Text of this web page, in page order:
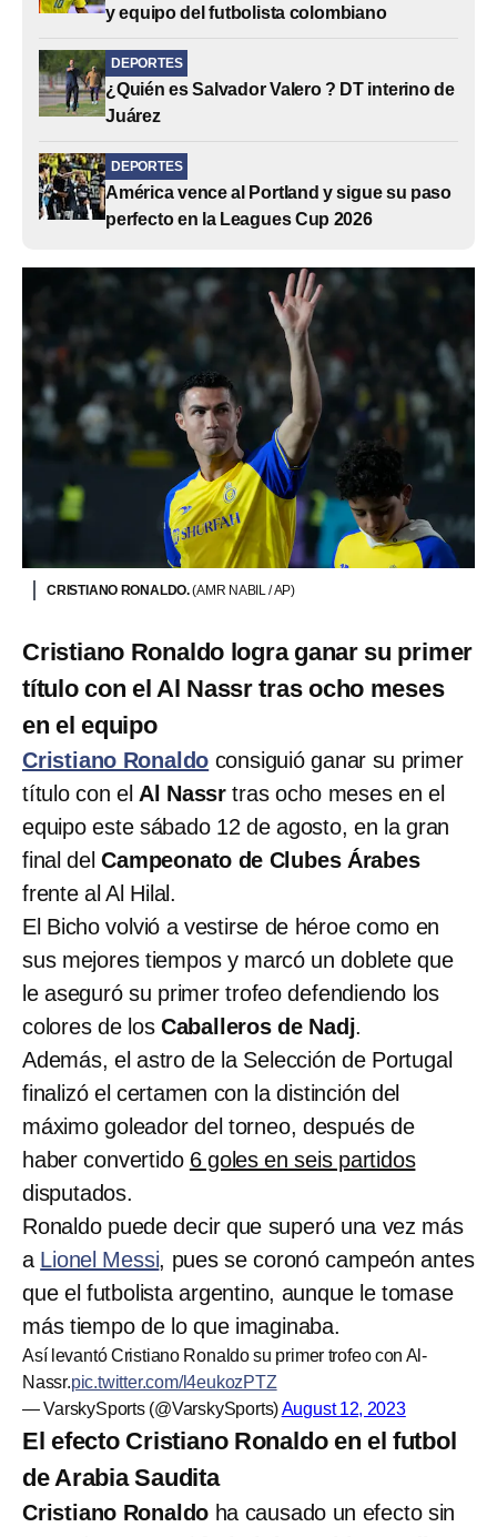
y equipo del futbolista colombiano
DEPORTES
¿Quién es Salvador Valero ? DT interino de
Juárez
DEPORTES
América vence al Portland y sigue su paso
perfecto en la Leagues Cup 2026
CRISTIANO RONALDO.(AMR NABIL / AP)
Cristiano Ronaldo logra ganar su primer
título con el Al Nassr tras ocho meses
en el equipo
Cristiano Ronaldo consiguió ganar su primer
título con el Al Nassr tras ocho meses en el
equipo este sábado 12 de agosto, en la gran
final delCampeonato de Clubes Árabes
frente al Al Hilal.
El Bicho volvió a vestirse de héroe como en
sus mejores tiempos y marcó un doblete que
le aseguró su primer trofeo defendiendo los
colores de los Caballeros de Nadj.
Además, el astro de la Selección de Portugal
finalizó el certamen con la distinción del
máximo goleador del torneo, después de
haber convertido 6 goles en seis partidos
disputados.
Ronaldo puede decir que superó una vez más
a Lionel Messi, pues se coronó campeón antes
que el futbolista argentino, aunque le tomase
más tiempo de lo que imaginaba.
Así levantó Cristiano Ronaldo su primer trofeo con Al-
Nassr.pic.twitter.com/l4eukozPTZ
— VarskySports (@VarskySports)August 12, 2023
El efecto Cristiano Ronaldo en el futbol
de Arabia Saudita
Cristiano Ronaldo ha causado un efecto sin